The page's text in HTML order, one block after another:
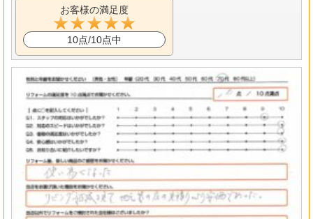
お客様の満足度
10点/10点中